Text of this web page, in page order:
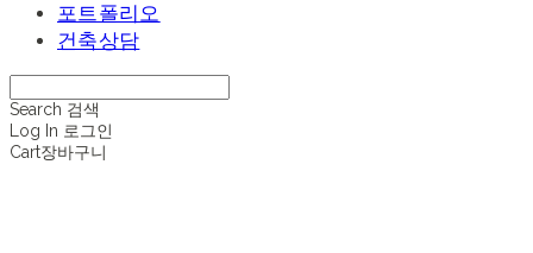
포트폴리오
건축상담
Search 검색
Log In 로그인
Cart장바구니